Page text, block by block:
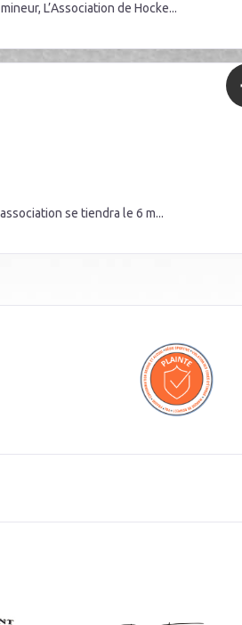
L’Association de Hocke...
se tiendra le 6 m...